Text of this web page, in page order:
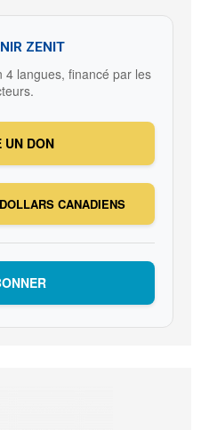
ZENIT
4 langues, financé par les
UN DON
CANADIENS